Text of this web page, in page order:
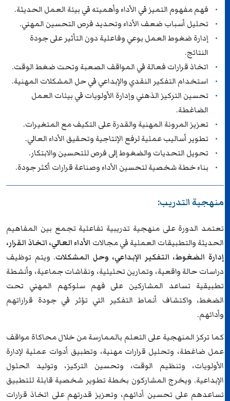
فهم مفهوم التميز في الأداء وأهميته في بيئة العمل الحديثة.
تحليل أسباب ضعف الأداء وتحديد فرص التحسين المهني.
إدارة ضغوط العمل بوعي وفاعلية دون التأثير على جودة
النتائج.
اتخاذ قرارات فعالة في المواقف الصعبة وتحت ضغط الوقت.
استخدام التفكير النقدي والإبداعي في حل المشكلات المهنية.
تحسين التركيز الذهني وإدارة الأولويات في بيئات العمل
الضاغطة.
تعزيز المرونة المهنية والقدرة على التكيف مع المتغيرات.
تطوير أساليب عملية لرفع الإنتاجية وتحقيق الأداء العالي.
تحويل التحديات والضغوط إلى فرص للتحسين والابتكار.
بناء خطة شخصية لتحسين الأداء وصناعة قرارات أكثر جودة.
منهجية التدريب:
تعتمد الدورة على منهجية تدريبية تفاعلية تجمع بين المفاهيم
الحديثة والتطبيقات العملية في مجالاتالأداء العالي، اتخاذ القرار،
إدارة الضغوط، التفكير الإبداعي، وحل المشكلات. ويتم توظيف
دراسات حالة واقعية، وتمارين تحليلية، ونقاشات جماعية، وأنشطة
تطبيقية تساعد المشاركين على فهم سلوكهم المهني تحت
الضغط، واكتشاف أنماط التفكير التي تؤثر في جودة قراراتهم
وأدائهم.
كما تركز المنهجية على التعلم بالممارسة من خلال محاكاة مواقف
عمل ضاغطة، وتحليل قرارات مهنية، وتطبيق أدوات عملية لإدارة
الأولويات، وتنظيم الوقت، وتحسين التركيز، وتوليد الحلول
الإبداعية. ويخرج المشاركون بخطة تطوير شخصية قابلة للتطبيق
تساعدهم على تحسين أدائهم، وتعزيز قدرتهم على اتخاذ قرارات